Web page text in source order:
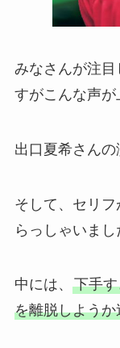
みなさんが注
すがこんな声が
出口夏希さんの
そして、セリ
らっしゃいまし
中には、 下手
を離脱しよう